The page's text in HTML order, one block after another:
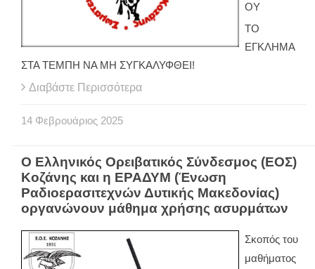
ΟΥ
ΤΟ
ΕΓΚΛΗΜΑ
ΣΤΑ ΤΕΜΠΗ ΝΑ ΜΗ ΣΥΓΚΑΛΥΦΘΕΙ!
Διαβάστε Περισσότερα
14 Φεβρουάριος 2025
Ο Ελληνικός Ορειβατικός Σύνδεσμος (ΕΟΣ)
Κοζάνης και η ΕΡΑΔΥΜ (Ένωση
Ραδιοερασιτεχνών Δυτικής Μακεδονίας)
οργανώνουν μάθημα χρήσης ασυρμάτων
Σκοπός του
μαθήματος